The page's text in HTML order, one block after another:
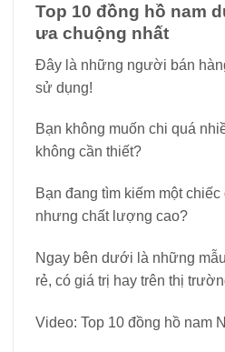
Top 10 đồng hồ nam
ưa chuộng nhất
Đây là những người bán
sử dụng!
Bạn không muốn chi quá
không cần thiết?
Bạn đang tìm kiếm một
nhưng chất lượng cao?
Ngay bên dưới là những
rẻ, có giá trị hay trên thị
Video: Top 10 đồng hồ nam